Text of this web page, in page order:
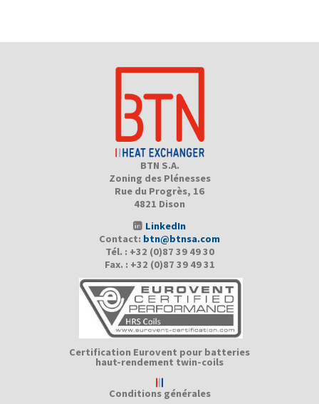
BTN S.A.
Zoning des Plénesses
Rue du Progrès, 16
4821 Dison
LinkedIn
Contact: btn@btnsa.com
Tél. : +32 (0)87 39 49 30
Fax. : +32 (0)87 39 49 31
Certification Eurovent pour batteries
haut-rendement twin-coils
Conditions générales